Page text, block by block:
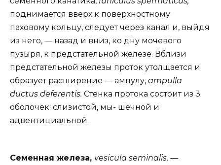
поднимается вверх к поверхностному
паховому кольцу, следует через канал и, выйдя
из него, — назад и вниз, ко дну мочевого
пузыря, к предстательной железе. Вблизи
предстательной железы проток утолщается и
образует расширение — ампулу, ampulla
ductus deferentis. Стенка протока состоит из 3
оболочек: слизистой, мы- шечной и
адвентициальной.
Семенная железа, vesicula seminalis, —